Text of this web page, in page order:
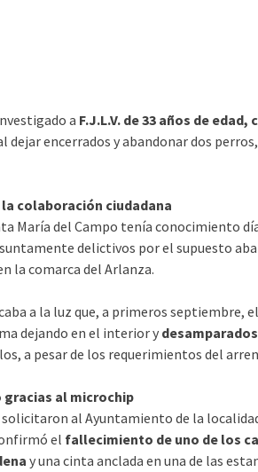
a F.J.L.V. de 33 años de
dejar encerrados y abandonar dos
colaboración ciudadana
María del Campo tenía conocimiento
delictivos por el supuesto
la comarca del Arlanza.
a la luz que, a primeros septiembre,
dejando en el interior y
a pesar de los requerimientos del
al microchip
solicitaron al Ayuntamiento de la
el fallecimiento de uno de los
y una cinta anclada en una de las